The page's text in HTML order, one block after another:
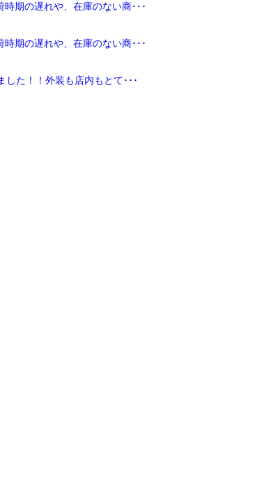
期の遅れや、在庫のない商･･･
期の遅れや、在庫のない商･･･
た！！外装も店内もとて･･･